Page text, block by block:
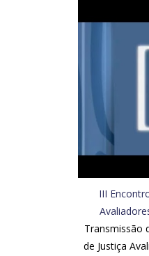
III
Transmissão
de Justiça